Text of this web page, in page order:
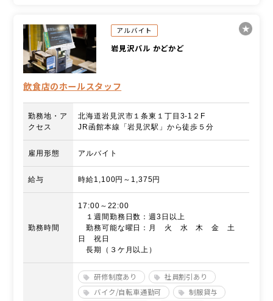
アルバイト
岩見沢バル かどかど
飲食店のホールスタッフ
勤務地・ア
クセス
北海道岩見沢市１条東１丁目3-1２F
JR函館本線「岩見沢駅」から徒歩５分
雇用形態 アルバイト
給与 時給1,100円～1,375円
勤務時間
17:00～22:00
１週間勤務日数：週3日以上
勤務可能な曜日：月 火 水 木 金 土
日 祝日
長期（３ケ月以上）
研修制度あり
社員割引あり
バイク/自転車通勤可
制服貸与